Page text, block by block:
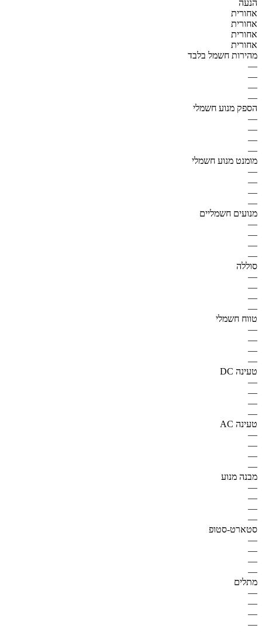
הנעה
אחורית
אחורית
אחורית
אחורית
מהירות חשמל בלבד
—
—
—
—
הספק מנוע חשמלי
—
—
—
—
מומנט מנוע חשמלי
—
—
—
—
מנועים חשמליים
—
—
—
—
סוללה
—
—
—
—
טווח חשמלי
—
—
—
—
טעינה DC
—
—
—
—
טעינה AC
—
—
—
—
מבנה מנוע
—
—
—
—
סטארט-סטופ
—
—
—
—
מתלים
—
—
—
—